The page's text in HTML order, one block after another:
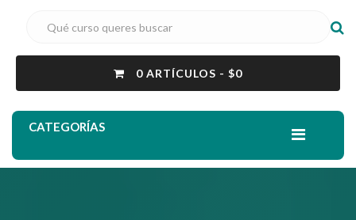
0 ARTÍCULOS - $0
CATEGORÍAS